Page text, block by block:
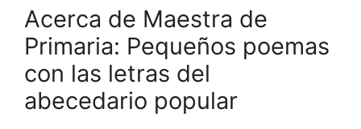
Acerca de Maestra de
Primaria: Pequeños poemas
con las letras del
abecedario popular